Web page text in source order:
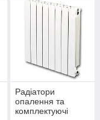
Радіатори
опалення та
комплектуючі